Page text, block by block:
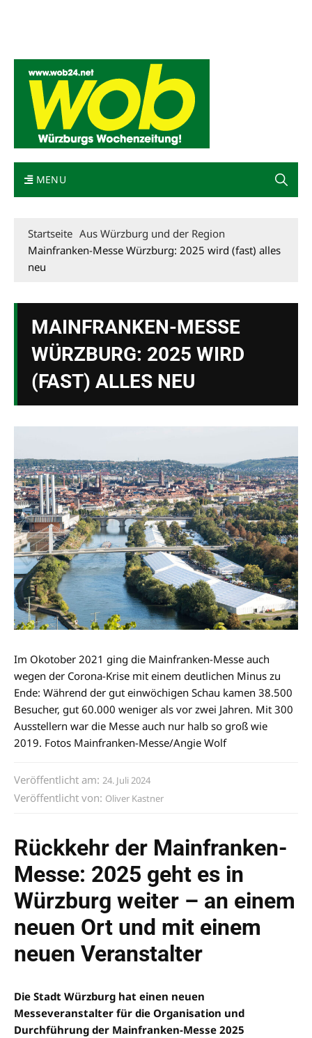
MENU
Startseite Aus Würzburg und der Region
Mainfranken-Messe Würzburg: 2025 wird (fast) alles
neu
MAINFRANKEN-MESSE
WÜRZBURG: 2025 WIRD
(FAST) ALLES NEU
Im Okotober 2021 ging die Mainfranken-Messe auch
wegen der Corona-Krise mit einem deutlichen Minus zu
Ende: Während der gut einwöchigen Schau kamen 38.500
Besucher, gut 60.000 weniger als vor zwei Jahren. Mit 300
Ausstellern war die Messe auch nur halb so groß wie
2019. Fotos Mainfranken-Messe/Angie Wolf
Veröffentlicht am: 24. Juli 2024
Veröffentlicht von: Oliver Kastner
Rückkehr der Mainfranken-
Messe: 2025 geht es in
Würzburg weiter – an einem
neuen Ort und mit einem
neuen Veranstalter
Die Stadt Würzburg hat einen neuen
Messeveranstalter für die Organisation und
Durchführung der Mainfranken-Messe 2025